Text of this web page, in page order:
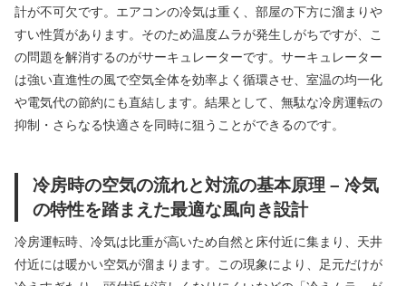
計が不可欠です。エアコンの冷気は重く、部屋の下方に溜まりや
すい性質があります。そのため温度ムラが発生しがちですが、こ
の問題を解消するのがサーキュレーターです。サーキュレーター
は強い直進性の風で空気全体を効率よく循環させ、室温の均一化
や電気代の節約にも直結します。結果として、無駄な冷房運転の
抑制・さらなる快適さを同時に狙うことができるのです。
冷房時の空気の流れと対流の基本原理 – 冷気
の特性を踏まえた最適な風向き設計
冷房運転時、冷気は比重が高いため自然と床付近に集まり、天井
付近には暖かい空気が溜まります。この現象により、足元だけが